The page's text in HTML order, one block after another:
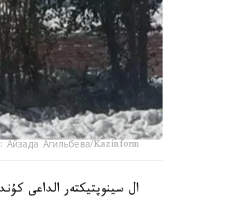
Айзада Агильбева/Kazinform
ال سينوپتيكتەر الداعى